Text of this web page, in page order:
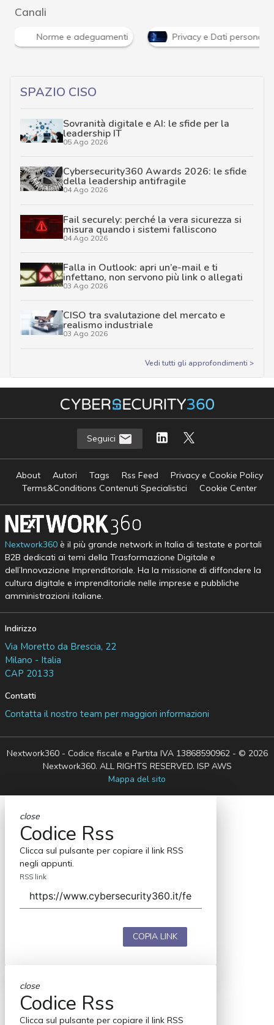
Canali
Norme e adeguamenti Privacy e Dati personali
SPAZIO CISO
Sovranità digitale e AI: le sfide per la
leadership IT
05 Ago 2026
Cybersecurity360 Awards 2026: le sfide
della leadership antifragile
04 Ago 2026
Fail securely: perché la vera sicurezza si
misura quando i sistemi falliscono
04 Ago 2026
Falla in Outlook: apri un’e-mail e ti
infettano, non servono più link o allegati
03 Ago 2026
CISO tra svalutazione del mercato e
realismo industriale
03 Ago 2026
Vedi tutti gli approfondimenti >
Seguici
About Autori Tags Rss Feed
Privacy e Cookie Policy
Terms&Conditions Contenuti Specialistici
Cookie Center
Nextwork360è il più grande network in Italia di testate e portali
B2B dedicati ai temi della Trasformazione Digitale e
dell’Innovazione Imprenditoriale. Ha la missione di diffondere la
cultura digitale e imprenditoriale nelle imprese e pubbliche
amministrazioni italiane.
Indirizzo
Via Moretto da Brescia, 22
Milano - Italia
CAP 20133
Contatti
Contatta il nostro team per maggiori informazioni
Nextwork360 - Codice fiscale e Partita IVA 13868590962 - © 2026
Nextwork360. ALL RIGHTS RESERVED. ISP AWS
Mappa del sito
close
Codice Rss
Clicca sul pulsante per copiare il link RSS
negli appunti.
RSS link
COPIA LINK
close
Codice Rss
Clicca sul pulsante per copiare il link RSS